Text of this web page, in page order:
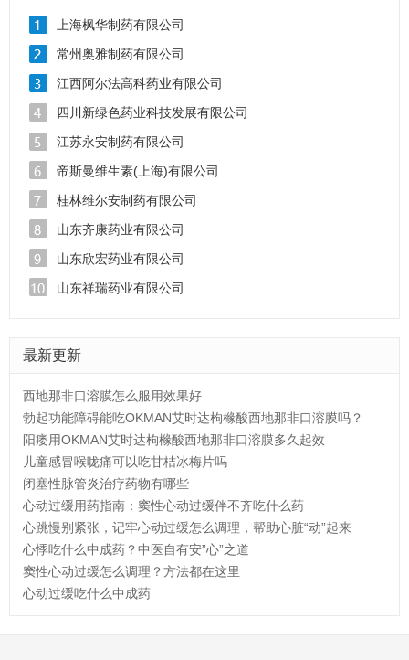
上海枫华制药有限公司
常州奥雅制药有限公司
江西阿尔法高科药业有限公司
四川新绿色药业科技发展有限公司
江苏永安制药有限公司
帝斯曼维生素(上海)有限公司
桂林维尔安制药有限公司
山东齐康药业有限公司
山东欣宏药业有限公司
山东祥瑞药业有限公司
最新更新
西地那非口溶膜怎么服用效果好
勃起功能障碍能吃OKMAN艾时达枸橼酸西地那非口溶膜吗？
阳痿用OKMAN艾时达枸橼酸西地那非口溶膜多久起效
儿童感冒喉咙痛可以吃甘桔冰梅片吗
闭塞性脉管炎治疗药物有哪些
心动过缓用药指南：窦性心动过缓伴不齐吃什么药
心跳慢别紧张，记牢心动过缓怎么调理，帮助心脏“动”起来
心悸吃什么中成药？中医自有安”心”之道
窦性心动过缓怎么调理？方法都在这里
心动过缓吃什么中成药